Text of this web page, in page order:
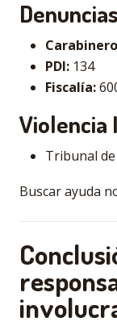
Denuncias
PDI: 134
Fiscalía:
Tribunal
Buscar ayuda